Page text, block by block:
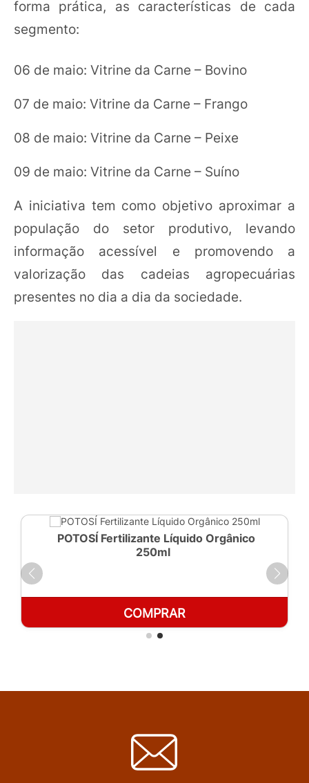
forma prática, as características de cada
segmento:
06 de maio: Vitrine da Carne – Bovino
07 de maio: Vitrine da Carne – Frango
08 de maio: Vitrine da Carne – Peixe
09 de maio: Vitrine da Carne – Suíno
A iniciativa tem como objetivo aproximar a
população do setor produtivo, levando
informação acessível e promovendo a
valorização das cadeias agropecuárias
presentes no dia a dia da sociedade.
POTOSÍ Fertilizante Líquido Orgânico
250ml
COMPRAR